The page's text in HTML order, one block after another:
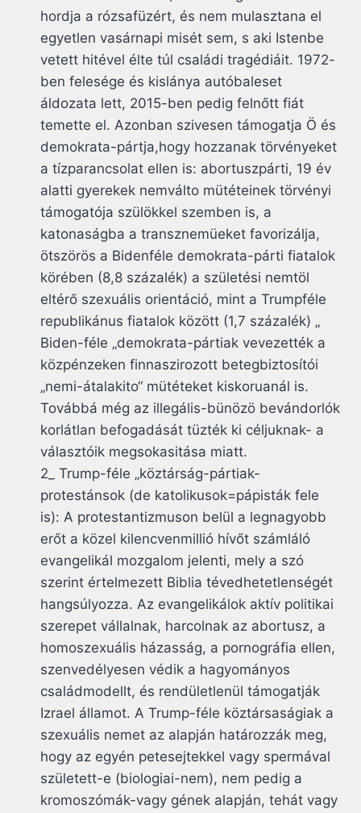
hordja a rózsafüzért, és nem mulasztana el
egyetlen vasárnapi misét sem, s aki Istenbe
vetett hitével élte túl családi tragédiáit. 1972-
ben felesége és kislánya autóbaleset
áldozata lett, 2015-ben pedig felnőtt fiát
temette el. Azonban szivesen támogatja Ö és
demokrata-pártja,hogy hozzanak törvényeket
a tízparancsolat ellen is: abortuszpárti, 19 év
alatti gyerekek nemválto mütéteinek törvényi
támogatója szülökkel szemben is, a
katonaságba a transznemüeket favorizálja,
ötszörös a Bidenféle demokrata-párti fiatalok
körében (8,8 százalék) a születési nemtöl
eltérő szexuális orientáció, mint a Trumpféle
republikánus fiatalok között (1,7 százalék) „
Biden-féle „demokrata-pártiak vevezették a
közpénzeken finnaszirozott betegbiztosítói
„nemi-átalakito“ mütéteket kiskoruanál is.
Továbbá még az illegális-bünözö bevándorlók
korlátlan befogadását tüzték ki céljuknak- a
választóik megsokasitása miatt.
2_ Trump-féle „köztárság-pártiak-
protestánsok (de katolikusok=pápisták fele
is): A protestantizmuson belül a legnagyobb
erőt a közel kilencvenmillió hívőt számláló
evangelikál mozgalom jelenti, mely a szó
szerint értelmezett Biblia tévedhetetlenségét
hangsúlyozza. Az evangelikálok aktív politikai
szerepet vállalnak, harcolnak az abortusz, a
homoszexuális házasság, a pornográfia ellen,
szenvedélyesen védik a hagyományos
családmodellt, és rendületlenül támogatják
Izrael államot. A Trump-féle köztársaságiak a
szexuális nemet az alapján határozzák meg,
hogy az egyén petesejtekkel vagy spermával
született-e (biologiai-nem), nem pedig a
kromoszómák-vagy gének alapján, tehát vagy